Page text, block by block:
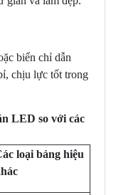
biển chỉ dẫn
chịu lực tốt trong
LED so với các
loại bảng hiệu